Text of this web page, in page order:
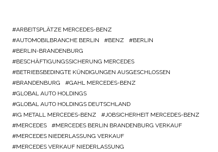
ARBEITSPLÄTZE MERCEDES-BENZ
AUTOMOBILBRANCHE BERLIN
BENZ
BERLIN
BERLIN-BRANDENBURG
BESCHÄFTIGUNGSSICHERUNG MERCEDES
BETRIEBSBEDINGTE KÜNDIGUNGEN AUSGESCHLOSSEN
BRANDENBURG
GAHL MERCEDES-BENZ
GLOBAL AUTO HOLDINGS
GLOBAL AUTO HOLDINGS DEUTSCHLAND
IG METALL MERCEDES-BENZ
JOBSICHERHEIT MERCEDES-BENZ
MERCEDES
MERCEDES BERLIN BRANDENBURG VERKAUF
MERCEDES NIEDERLASSUNG VERKAUF
MERCEDES VERKAUF NIEDERLASSUNG